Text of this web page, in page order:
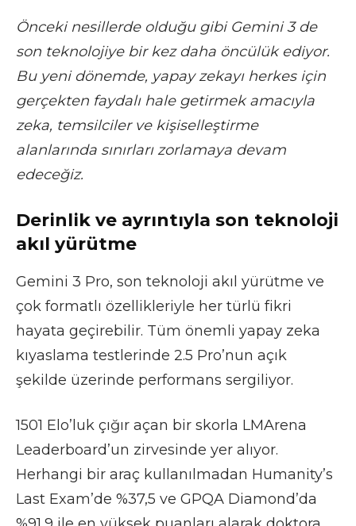
Önceki nesillerde olduğu gibi Gemini 3 de
son teknolojiye bir kez daha öncülük ediyor.
Bu yeni dönemde, yapay zekayı herkes için
gerçekten faydalı hale getirmek amacıyla
zeka, temsilciler ve kişiselleştirme
alanlarında sınırları zorlamaya devam
edeceğiz.
Derinlik ve ayrıntıyla son teknoloji
akıl yürütme
Gemini 3 Pro, son teknoloji akıl yürütme ve
çok formatlı özellikleriyle her türlü fikri
hayata geçirebilir. Tüm önemli yapay zeka
kıyaslama testlerinde 2.5 Pro’nun açık
şekilde üzerinde performans sergiliyor.
1501 Elo’luk çığır açan bir skorla LMArena
Leaderboard’un zirvesinde yer alıyor.
Herhangi bir araç kullanılmadan Humanity’s
Last Exam’de %37,5 ve GPQA Diamond’da